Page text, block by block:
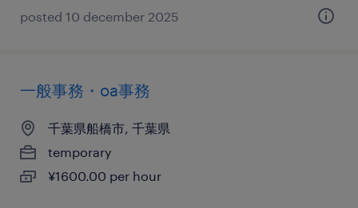
posted 10 december 2025
一般事務・oa事務
千葉県船橋市, 千葉県
temporary
¥1600.00 per hour